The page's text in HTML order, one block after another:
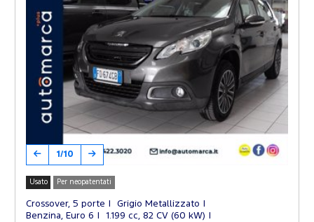
1/10
Usato Per neopatentati
Crossover, 5 porte
Grigio Metallizzato
Benzina, Euro 6
1.199 cc, 82 CV (60 kW)